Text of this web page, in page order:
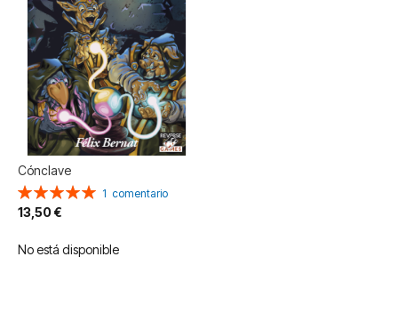
Cónclave
Valoración:
100%
1 comentario
13,50 €
No está disponible